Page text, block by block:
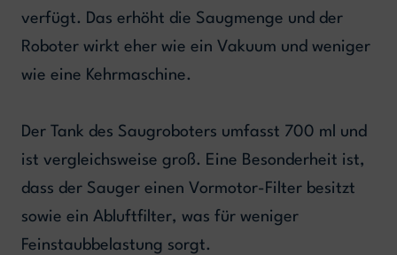
verfügt. Das erhöht die Saugmenge und der
Roboter wirkt eher wie ein Vakuum und weniger
wie eine Kehrmaschine.
Der Tank des Saugroboters umfasst 700 ml und
ist vergleichsweise groß. Eine Besonderheit ist,
dass der Sauger einen Vormotor-Filter besitzt
sowie ein Abluftfilter, was für weniger
Feinstaubbelastung sorgt.